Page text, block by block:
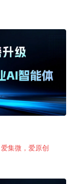
集微，爱原创